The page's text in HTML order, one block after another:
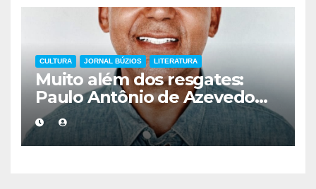
CULTURA JORNAL BÚZIOS LITERATURA
Muito além dos resgates:
Paulo Antônio de Azevedo
eterniza a coragem, a
humanidade e a missão dos
guarda-vidas na literatura